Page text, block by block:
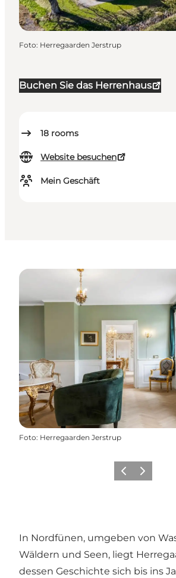
Buchen Sie das Herrenhaus
18 rooms
Website besuchen
Mein Geschäft
Foto: Herregaarden Jerstrup
Foto: Herregaarden Jerstrup
Vorherige Folie
Nächste
In Nordfünen, umgeben von
Wäldern und Seen, liegt
dessen Geschichte sich bis ins